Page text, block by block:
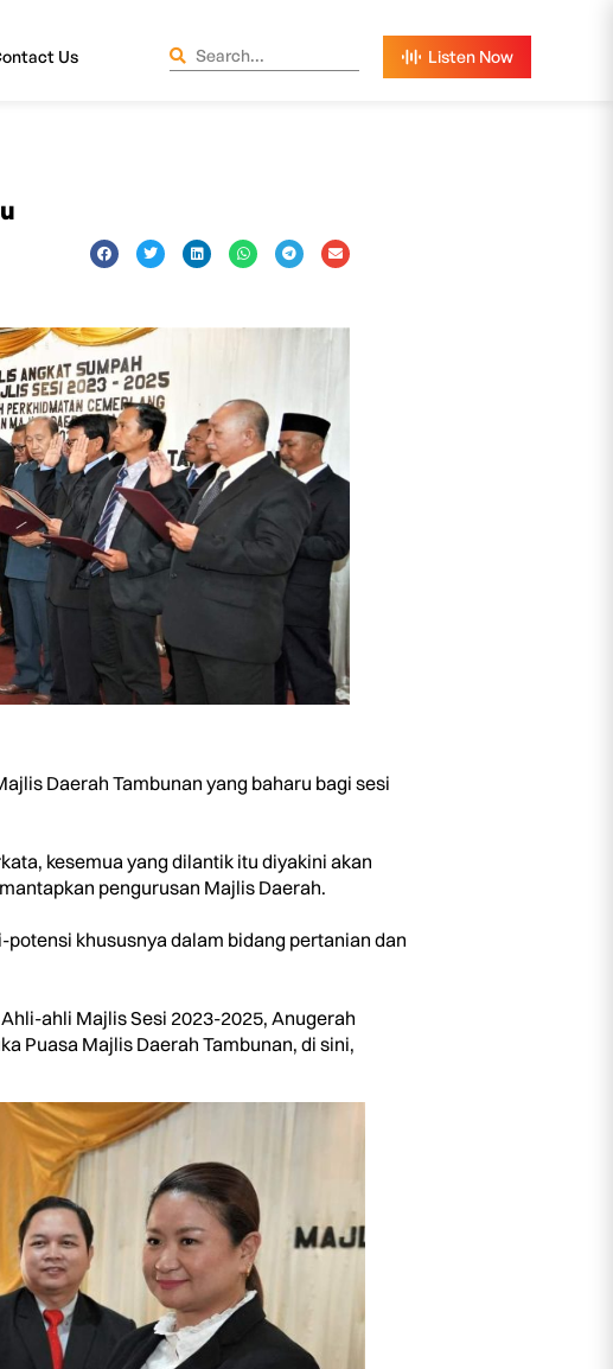
Us
Daerah Tambunan yang baharu bagi sesi
kesemua yang dilantik itu diyakini akan
pengurusan Majlis Daerah.
khususnya dalam bidang pertanian dan
ahli Majlis Sesi 2023-2025, Anugerah
Puasa Majlis Daerah Tambunan, di sini,